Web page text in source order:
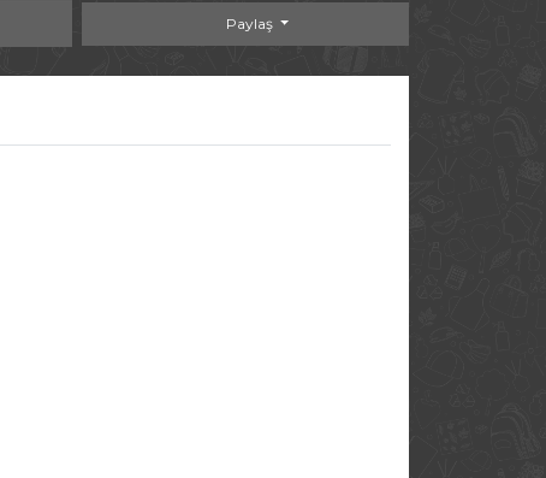
Paylaş